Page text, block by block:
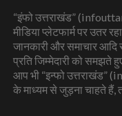
“इंफो उत्तराखंड”
मीडिया प्लेटफार्म पर उतर
जानकारी और समाचार आदि
प्रति जिम्मेदारी को
आप भी “इन्फो उत्तराखंड”
के माध्यम से जुड़ना चाहते हैं,